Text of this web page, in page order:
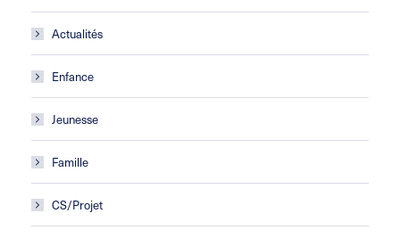
Actualités
Enfance
Jeunesse
Famille
CS/Projet